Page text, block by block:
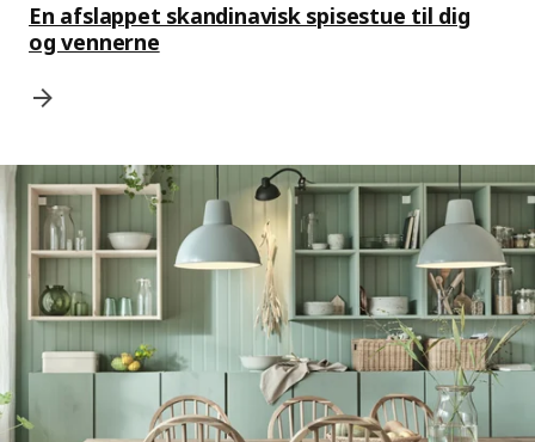
En afslappet skandinavisk spisestue til dig
og vennerne